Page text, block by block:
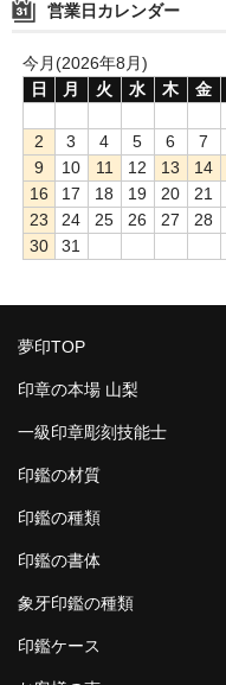
営業日カレンダー
今月(2026年8月)
日
月 火 水 木 金
2
3 4 5 6 7
9
10 11 12 13 14
16
17 18 19 20 21
23
24 25 26 27 28
30
31
夢印TOP
印章の本場 山梨
一級印章彫刻技能士
印鑑の材質
印鑑の種類
印鑑の書体
象牙印鑑の種類
印鑑ケース